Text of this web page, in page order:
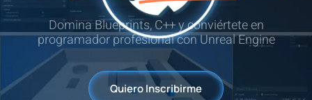
Domina Blueprints, C++ y conviértete en
programador profesional con Unreal Engine
Quiero Inscribirme